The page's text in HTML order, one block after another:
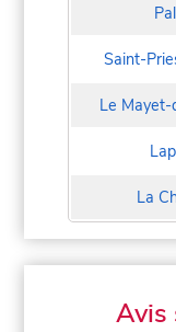
Saint-
Le
La
Avis